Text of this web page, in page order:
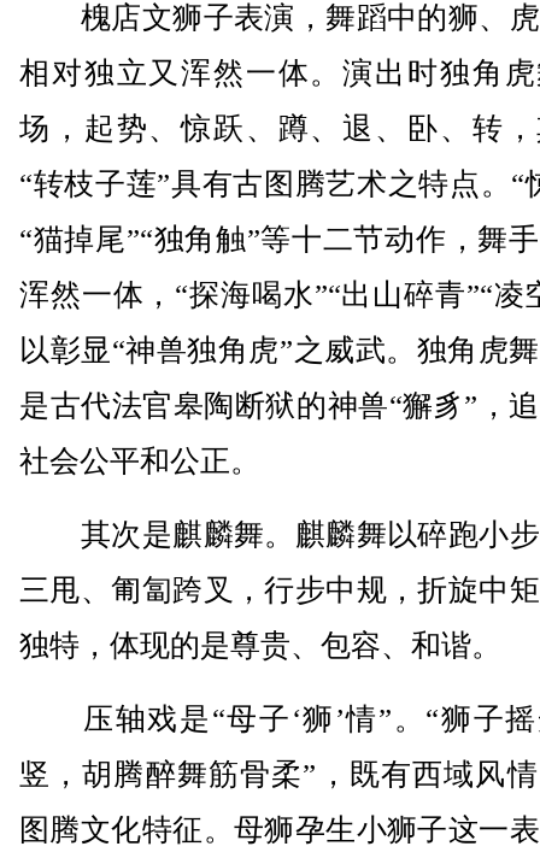
槐店文狮子表演，舞蹈中的狮、
相对独立又浑然一体。演出时独角
场，起势、惊跃、蹲、退、卧、转
“转枝子莲”具有古图腾艺术之特点。“
“猫掉尾”“独角触”等十二节动作，舞
浑然一体，“探海喝水”“出山碎青”“凌
以彰显“神兽独角虎”之威武。独角虎
是古代法官皋陶断狱的神兽“獬豸”，
社会公平和公正。
其次是麒麟舞。麒麟舞以碎跑小
三甩、匍匐跨叉，行步中规，折旋中
独特，体现的是尊贵、包容、和谐。
压轴戏是“母子‘狮’情”。“狮子摇
竖，胡腾醉舞筋骨柔”，既有西域风
图腾文化特征。母狮孕生小狮子这一